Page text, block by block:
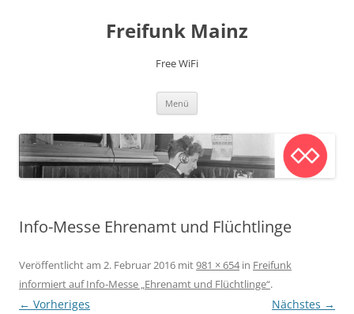
Freifunk Mainz
Free WiFi
Menü
Info-Messe Ehrenamt und Flüchtlinge
Veröffentlicht am 2. Februar 2016 mit981 × 654in Freifunk
informiert auf Info-Messe „Ehrenamt und Flüchtlinge“.
← Vorheriges Nächstes →